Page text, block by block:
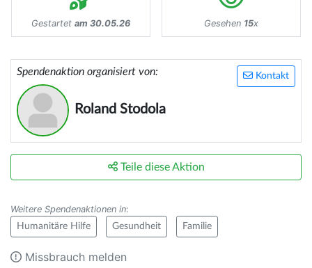
Gestartet am 30.05.26 Gesehen 15x
Kontakt
Spendenaktion organisiert von:
Roland Stodola
Teile diese Aktion
Weitere Spendenaktionen in:
Humanitäre Hilfe Gesundheit Familie
Missbrauch melden